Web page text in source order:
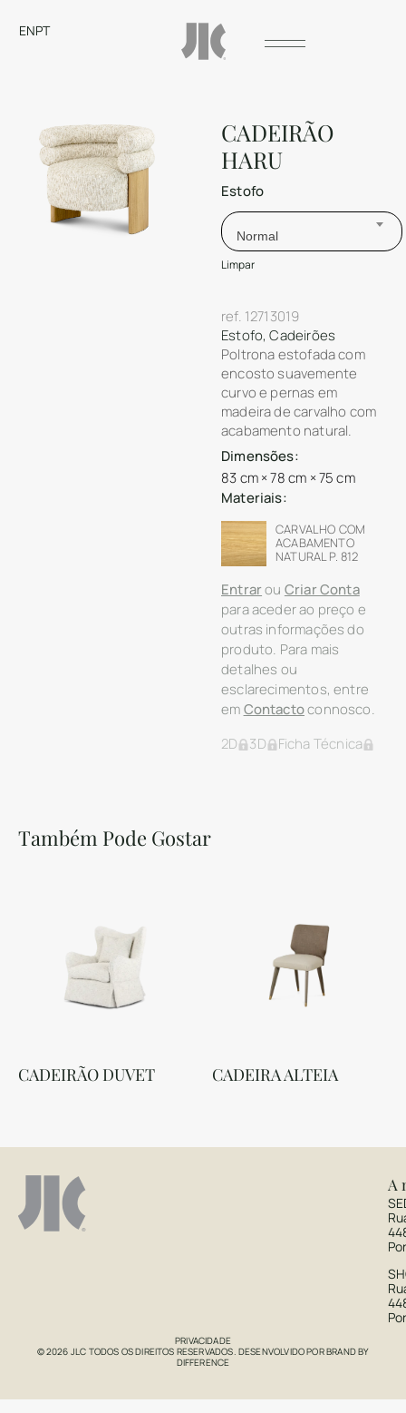
ENPT
CADEIRÃO
HARU
Estofo
Normal
Limpar
ref. 12713019
Estofo,Cadeirões
Poltrona estofada com
encosto suavemente
curvo e pernas em
madeira de carvalho com
acabamento natural.
Dimensões:
83 cm × 78 cm × 75 cm
Materiais:
CARVALHO COM
ACABAMENTO
NATURAL P. 812
Entrarou Criar Conta
para aceder ao preço e
outras informações do
produto. Para mais
detalhes ou
esclarecimentos, entre
emContactoconnosco.
2D
3D Ficha Técnica
Também Pode Gostar
CADEIRÃO DUVET CADEIRA ALTEIA
A
PRIVACIDADE
© 2026 JLC TODOS OS DIREITOS RESERVADOS. DESENVOLVIDO PORBRAND BY
DIFFERENCE